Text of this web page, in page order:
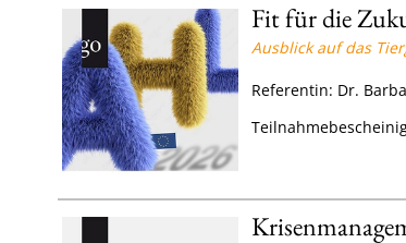
Fit für die
Ausblick auf das
Referentin: Dr.